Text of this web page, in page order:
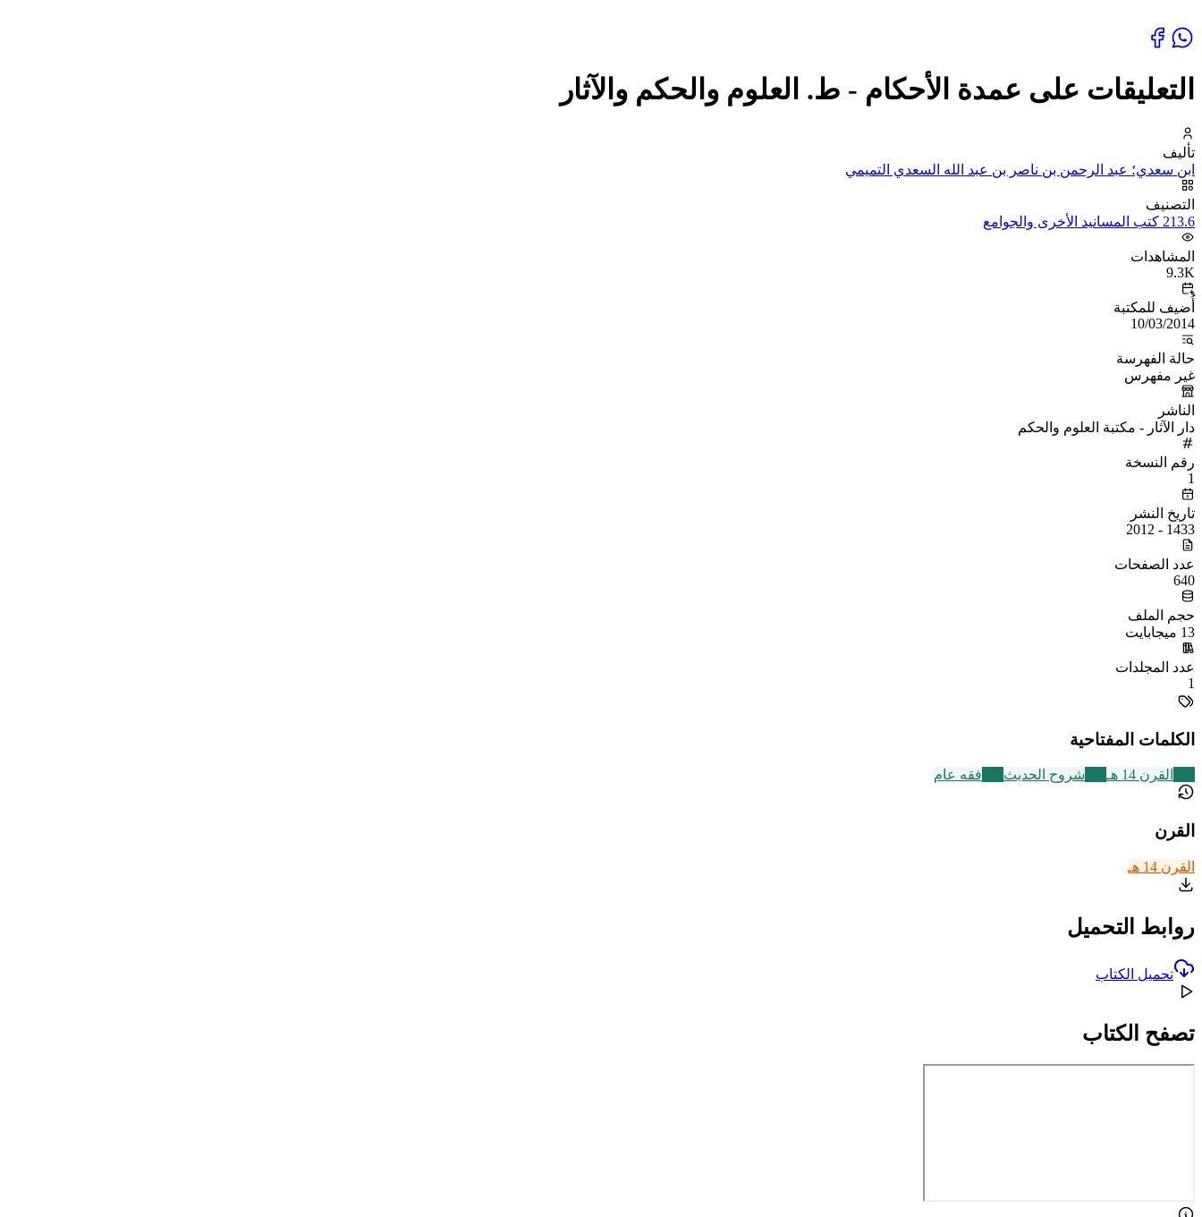
التعليقات على عمدة الأحكام - ط. العلوم والحكم والآثار
تأليف
ابن سعدي؛ عبد الرحمن بن ناصر بن عبد الله السعدي التميمي
التصنيف
213.6 كتب المسانيد الأخرى والجوامع
المشاهدات
9.3K
أُضيف للمكتبة
10/03/2014
حالة الفهرسة
غير مفهرس
الناشر
دار الآثار - مكتبة العلوم والحكم
رقم النسخة
1
تاريخ النشر
1433 - 2012
عدد الصفحات
640
حجم الملف
13 ميجابايت
عدد المجلدات
1
الكلمات المفتاحية
القرن 14 هـ شروح الحديث فقه عام
القرن
القرن 14 هـ
روابط التحميل
تحميل الكتاب
تصفح الكتاب